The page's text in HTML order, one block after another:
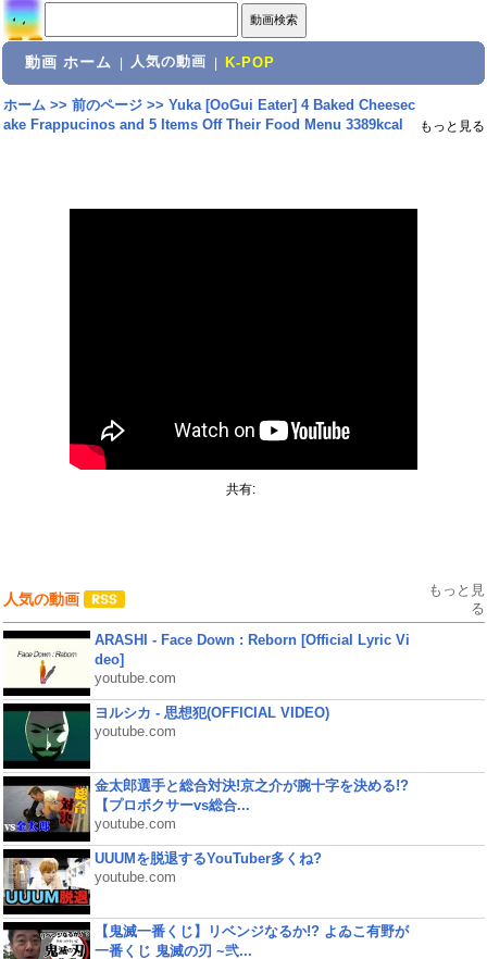
動画 ホーム 人気の動画 K-POP
ホーム>> 前のページ>> Yuka [OoGui Eater] 4 Baked Cheesec
ake Frappucinos and 5 Items Off Their Food Menu 3389kcal
もっと見る
共有:
人気の動画
もっと見
る
ARASHI - Face Down : Reborn [Official Lyric Vi
deo]
youtube.com
ヨルシカ - 思想犯(OFFICIAL VIDEO)
youtube.com
金太郎選手と総合対決!京之介が腕十字を決める!?
【プロボクサーvs総合...
youtube.com
UUUMを脱退するYouTuber多くね?
youtube.com
【鬼滅一番くじ】リベンジなるか!? よゐこ有野が
一番くじ 鬼滅の刃 ~弐...